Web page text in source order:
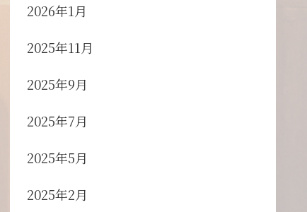
2026年1月
2025年11月
2025年9月
2025年7月
2025年5月
2025年2月